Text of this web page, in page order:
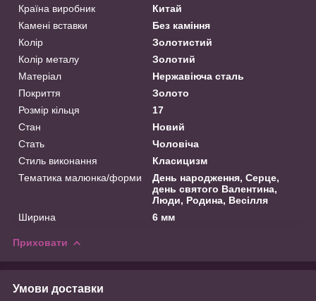
Країна виробник
Китай
Камені вставки
Без каміння
Колір
Золотистий
Колір металу
Золотий
Матеріал
Нержавіюча сталь
Покриття
Золото
Розмір кільця
17
Стан
Новий
Стать
Чоловіча
Стиль виконання
Класицизм
Тематика малюнка/форми
День народження, Серце,
день святого Валентина,
Люди, Родина, Весілля
Ширина
6 мм
Приховати
Умови доставки